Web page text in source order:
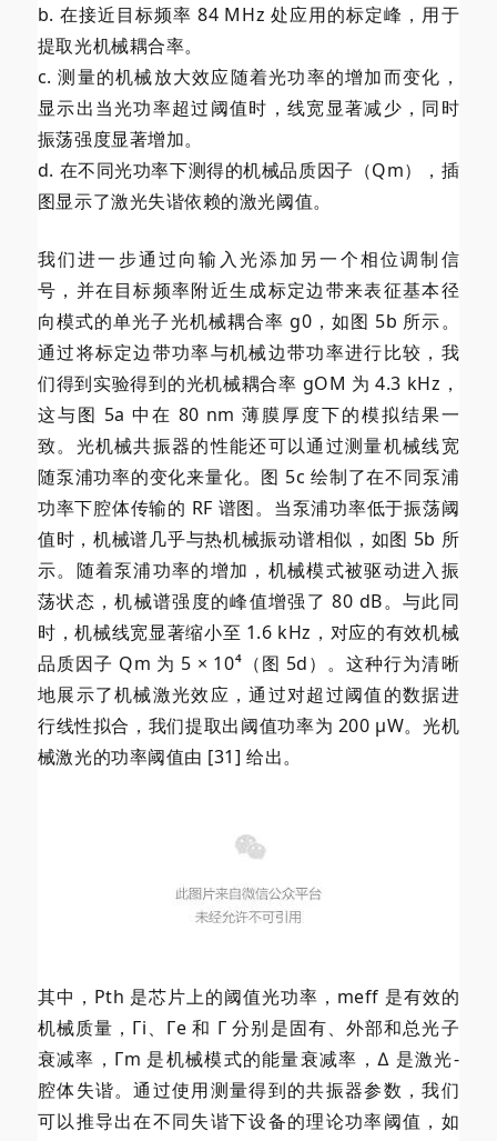
b. 在接近目标频率 84 MHz 处应用的标定峰，用于
提取光机械耦合率。
c. 测量的机械放大效应随着光功率的增加而变化，
显示出当光功率超过阈值时，线宽显著减少，同时
振荡强度显著增加。
d. 在不同光功率下测得的机械品质因子（Qm），插
图显示了激光失谐依赖的激光阈值。
我们进一步通过向输入光添加另一个相位调制信
号，并在目标频率附近生成标定边带来表征基本径
向模式的单光子光机械耦合率 g0，如图 5b 所示。
通过将标定边带功率与机械边带功率进行比较，我
们得到实验得到的光机械耦合率 gOM 为 4.3 kHz，
这与图 5a 中在 80 nm 薄膜厚度下的模拟结果一
致。光机械共振器的性能还可以通过测量机械线宽
随泵浦功率的变化来量化。图 5c 绘制了在不同泵浦
功率下腔体传输的 RF 谱图。当泵浦功率低于振荡阈
值时，机械谱几乎与热机械振动谱相似，如图 5b 所
示。随着泵浦功率的增加，机械模式被驱动进入振
荡状态，机械谱强度的峰值增强了 80 dB。与此同
时，机械线宽显著缩小至 1.6 kHz，对应的有效机械
品质因子 Qm 为 5 × 10⁴（图 5d）。这种行为清晰
地展示了机械激光效应，通过对超过阈值的数据进
行线性拟合，我们提取出阈值功率为 200 µW。光机
械激光的功率阈值由 [31] 给出。
其中，Pth 是芯片上的阈值光功率，meff 是有效的
机械质量，Γi、Γe 和 Γ 分别是固有、外部和总光子
衰减率，Γm 是机械模式的能量衰减率，∆ 是激光-
腔体失谐。通过使用测量得到的共振器参数，我们
可以推导出在不同失谐下设备的理论功率阈值，如